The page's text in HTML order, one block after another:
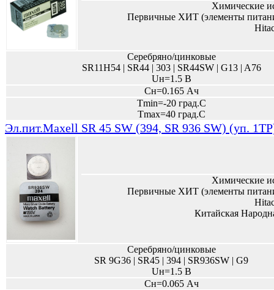
Химические
Первичные ХИТ (элементы
Серебряно/цинковые
SR11H54 | SR44 | 303 | SR44SW | G13 | A76
Uн=1.5 В
Сн=0.165 Ач
Tmin=-20 град.С
Tmax=40 град.С
Эл.пит.Maxell SR 45 SW (394, SR 936 SW) (уп.
Химические
Первичные ХИТ (элементы
Китайская
Серебряно/цинковые
SR 9G36 | SR45 | 394 | SR936SW | G9
Uн=1.5 В
Сн=0.065 Ач